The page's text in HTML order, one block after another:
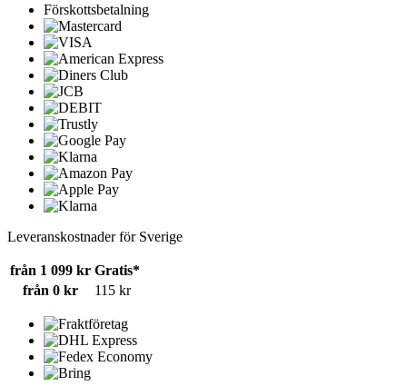
Förskottsbetalning
Leveranskostnader för Sverige
från 1 099 kr Gratis*
från 0 kr
115 kr